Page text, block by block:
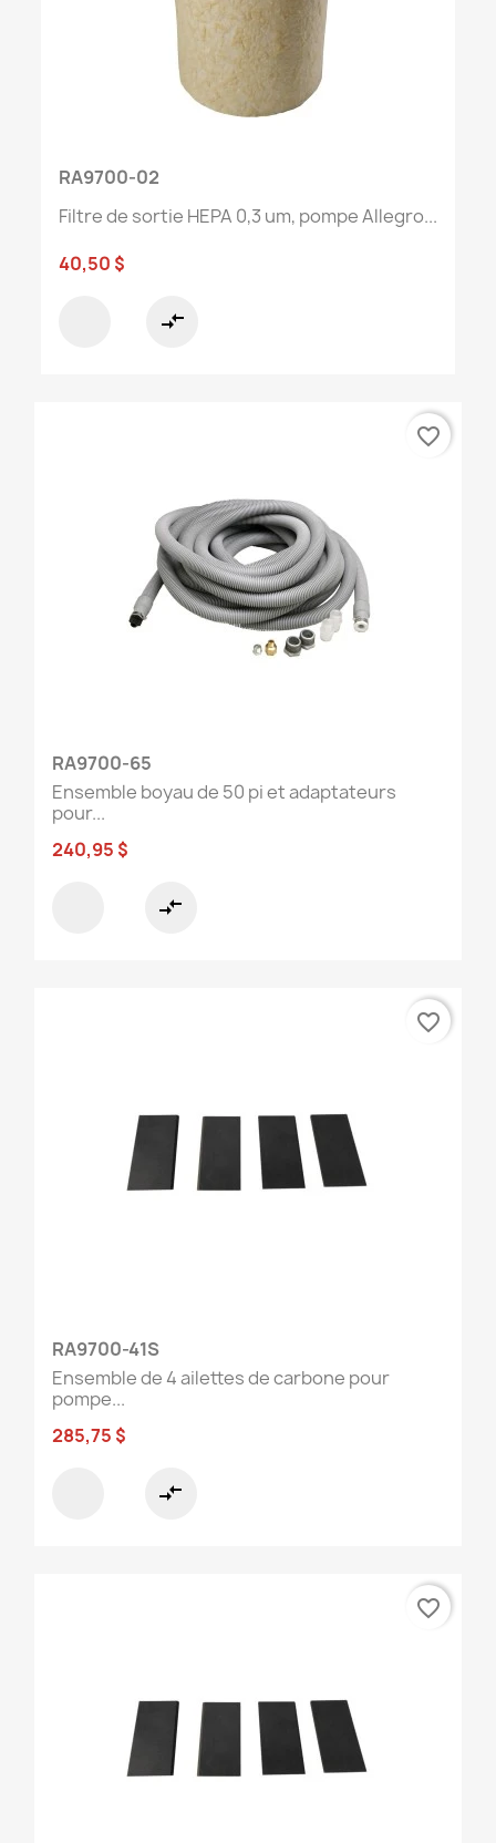
RA9700-02
Filtre de sortie HEPA 0,3 um, pompe Allegro...
40,50 $
compare_arrows
RA9700-65
Ensemble boyau de 50 pi et adaptateurs
pour...
240,95 $
compare_arrows
favorite_border
RA9700-41S
Ensemble de 4 ailettes de carbone pour
pompe...
285,75 $
compare_arrows
favorite_border
favorite_border